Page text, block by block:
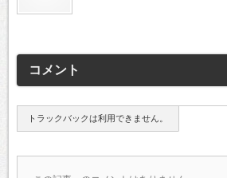
コメント
トラックバックは利用できません。